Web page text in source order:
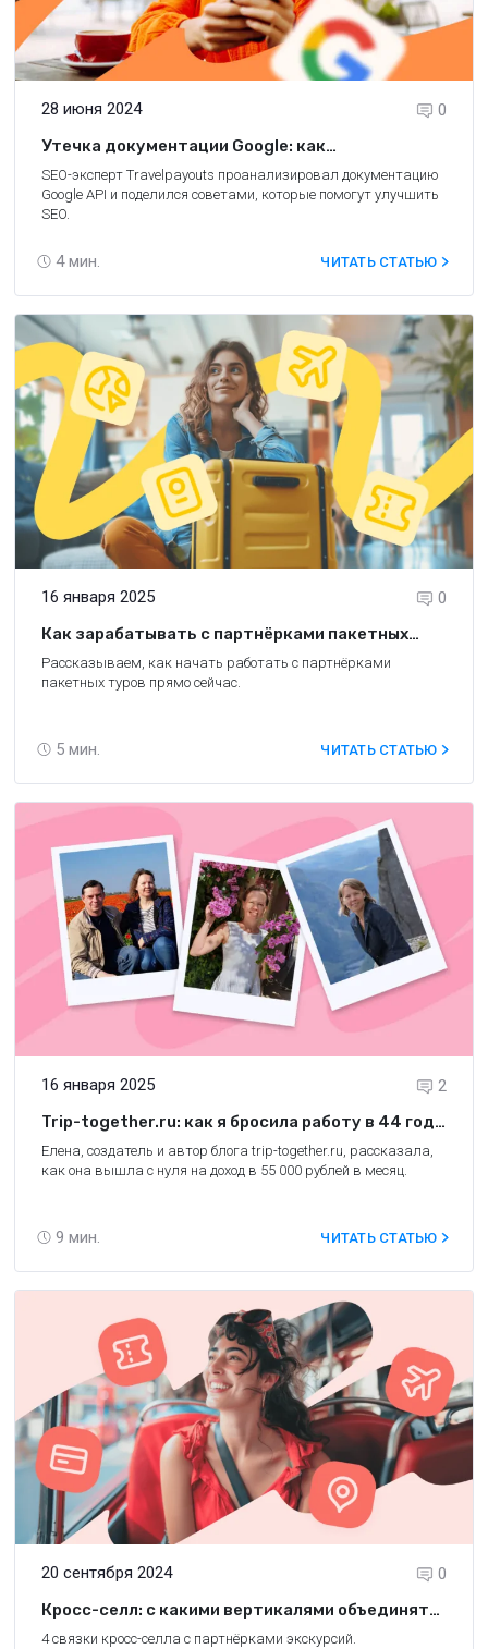
28 июня 2024
4 мин.
0
Утечка документации Google: как
использовать новую информацию о Google API?
SEO-эксперт Travelpayouts проанализировал документацию
Google API и поделился советами, которые помогут улучшить
SEO.
ЧИТАТЬ СТАТЬЮ
16 января 2025
5 мин.
0
Как зарабатывать с партнёрками пакетных
туров: 7 лайфхаков от Travelata и Level.Travel
Рассказываем, как начать работать с партнёрками
пакетных туров прямо сейчас.
ЧИТАТЬ СТАТЬЮ
16 января 2025
9 мин.
2
Trip-together.ru: как я бросила работу в 44 года
и зарабатываю на тревел-блоге
Елена, создатель и автор блогаtrip-together.ru, рассказала,
как она вышла с нуля на доход в 55 000 рублей в месяц.
ЧИТАТЬ СТАТЬЮ
20 сентября 2024
0
Кросс-селл: с какими вертикалями объединять
партнёрки экскурсий?
4 связки кросс-селла с партнёрками экскурсий.